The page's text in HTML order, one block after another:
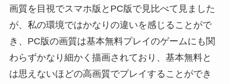
画質を目視でスマホ版とPC版で見比べて見ました
が、私の環境ではかなりの違いを感じることがで
き、PC版の画質は基本無料プレイのゲームにも関
わらずかなり細かく描画されており、基本無料と
は思えないほどの高画質でプレイすることができ